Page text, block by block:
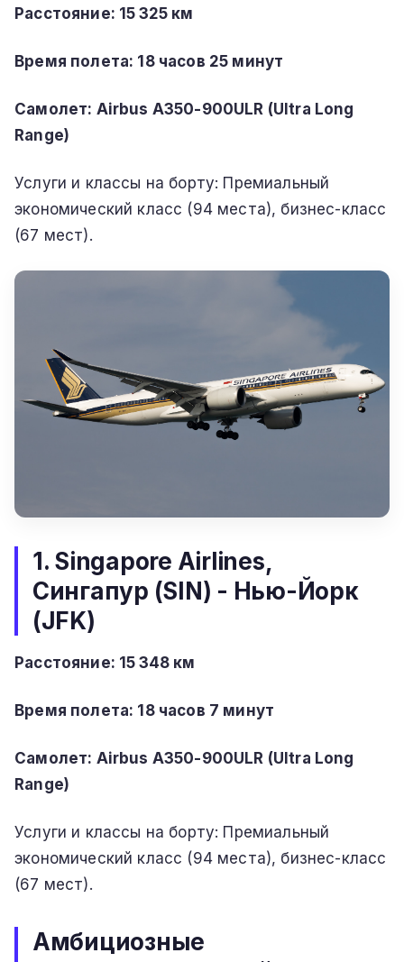
Расстояние: 15 325 км
Время полета: 18 часов 25 минут
Самолет: Airbus A350-900ULR (Ultra Long
Range)
Услуги и классы на борту: Премиальный
экономический класс (94 места), бизнес-класс
(67 мест).
1. Singapore Airlines,
Сингапур (SIN) - Нью-Йорк
(JFK)
Расстояние: 15 348 км
Время полета: 18 часов 7 минут
Самолет: Airbus A350-900ULR (Ultra Long
Range)
Услуги и классы на борту: Премиальный
экономический класс (94 места), бизнес-класс
(67 мест).
Амбициозные